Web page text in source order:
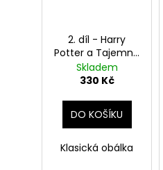
2. díl - Harry
Potter a Tajemná
komnata
Skladem
330 Kč
DO KOŠÍKU
Klasická obálka